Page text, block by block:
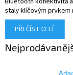
staly klíčovým prvkem
PŘEČÍST CELÉ